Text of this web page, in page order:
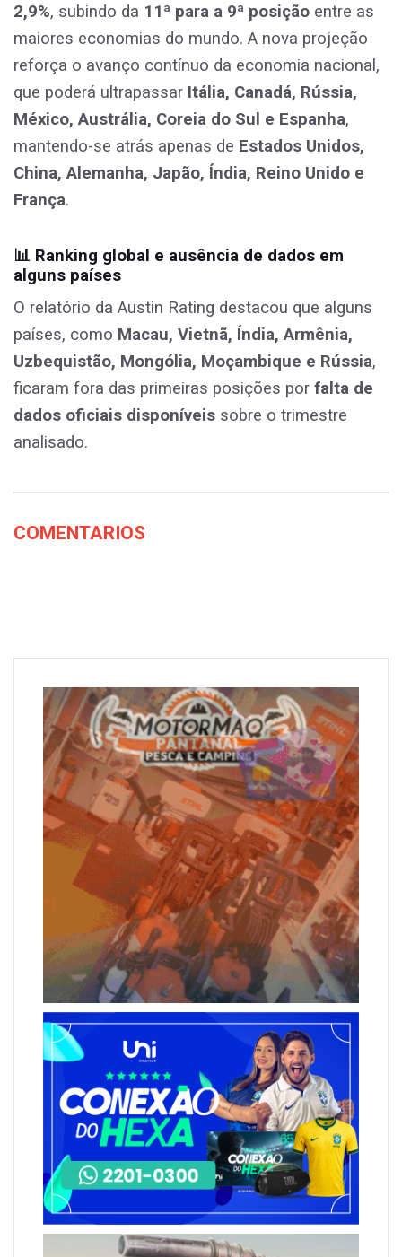
2,9%, subindo da 11ª para a 9ª posição entre as
maiores economias do mundo. A nova projeção
reforça o avanço contínuo da economia nacional,
que poderá ultrapassar Itália, Canadá, Rússia,
México, Austrália, Coreia do Sul e Espanha,
mantendo-se atrás apenas de Estados Unidos,
China, Alemanha, Japão, Índia, Reino Unido e
França.
📊 Ranking global e ausência de dados em
alguns países
O relatório da Austin Rating destacou que alguns
países, como Macau, Vietnã, Índia, Armênia,
Uzbequistão, Mongólia, Moçambique e Rússia,
ficaram fora das primeiras posições por falta de
dados oficiais disponíveis sobre o trimestre
analisado.
COMENTARIOS